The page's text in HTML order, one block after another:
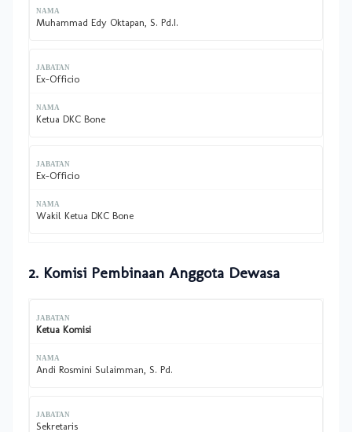
Muhammad Edy Oktapan, S. Pd.I.
Ex-Officio
Ketua DKC Bone
Ex-Officio
Wakil Ketua DKC Bone
2. Komisi Pembinaan Anggota Dewasa
Ketua Komisi
Andi Rosmini Sulaimman, S. Pd.
Sekretaris